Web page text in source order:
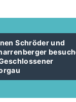
Schröder und